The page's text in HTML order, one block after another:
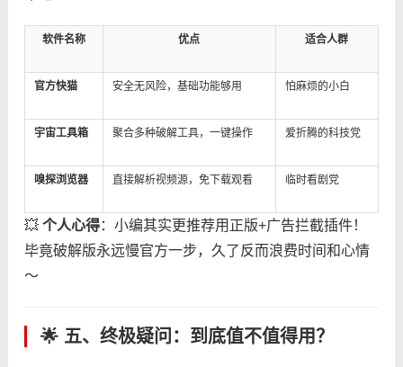
软件名称 优点 适合人群
​官方快猫​ 安全无风险，基础功能够用 怕麻烦的小白
​宇宙工具箱​ 聚合多种破解工具，一键操作 爱折腾的科技党
​嗅探浏览器​ 直接解析视频源，免下载观看 临时看剧党
💥 ​ ​个人心得​​：小编其实更推荐用正版+广告拦截插件！
毕竟破解版永远慢官方一步，久了反而浪费时间和心情
～
🌟 五、终极疑问：到底值不值得用？